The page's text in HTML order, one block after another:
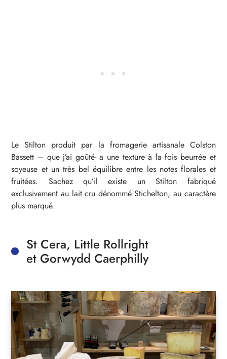
Le Stilton produit par la fromagerie artisanale Colston
Bassett – que j’ai goûté- a une texture à la fois beurrée et
soyeuse et un très bel équilibre entre les notes florales et
fruitées. Sachez qu’il existe un Stilton fabriqué
exclusivement au lait cru dénommé Stichelton, au caractère
plus marqué.
St Cera, Little Rollright
et Gorwydd Caerphilly